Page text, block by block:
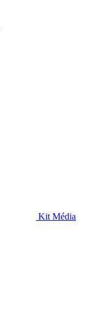
Kit Média